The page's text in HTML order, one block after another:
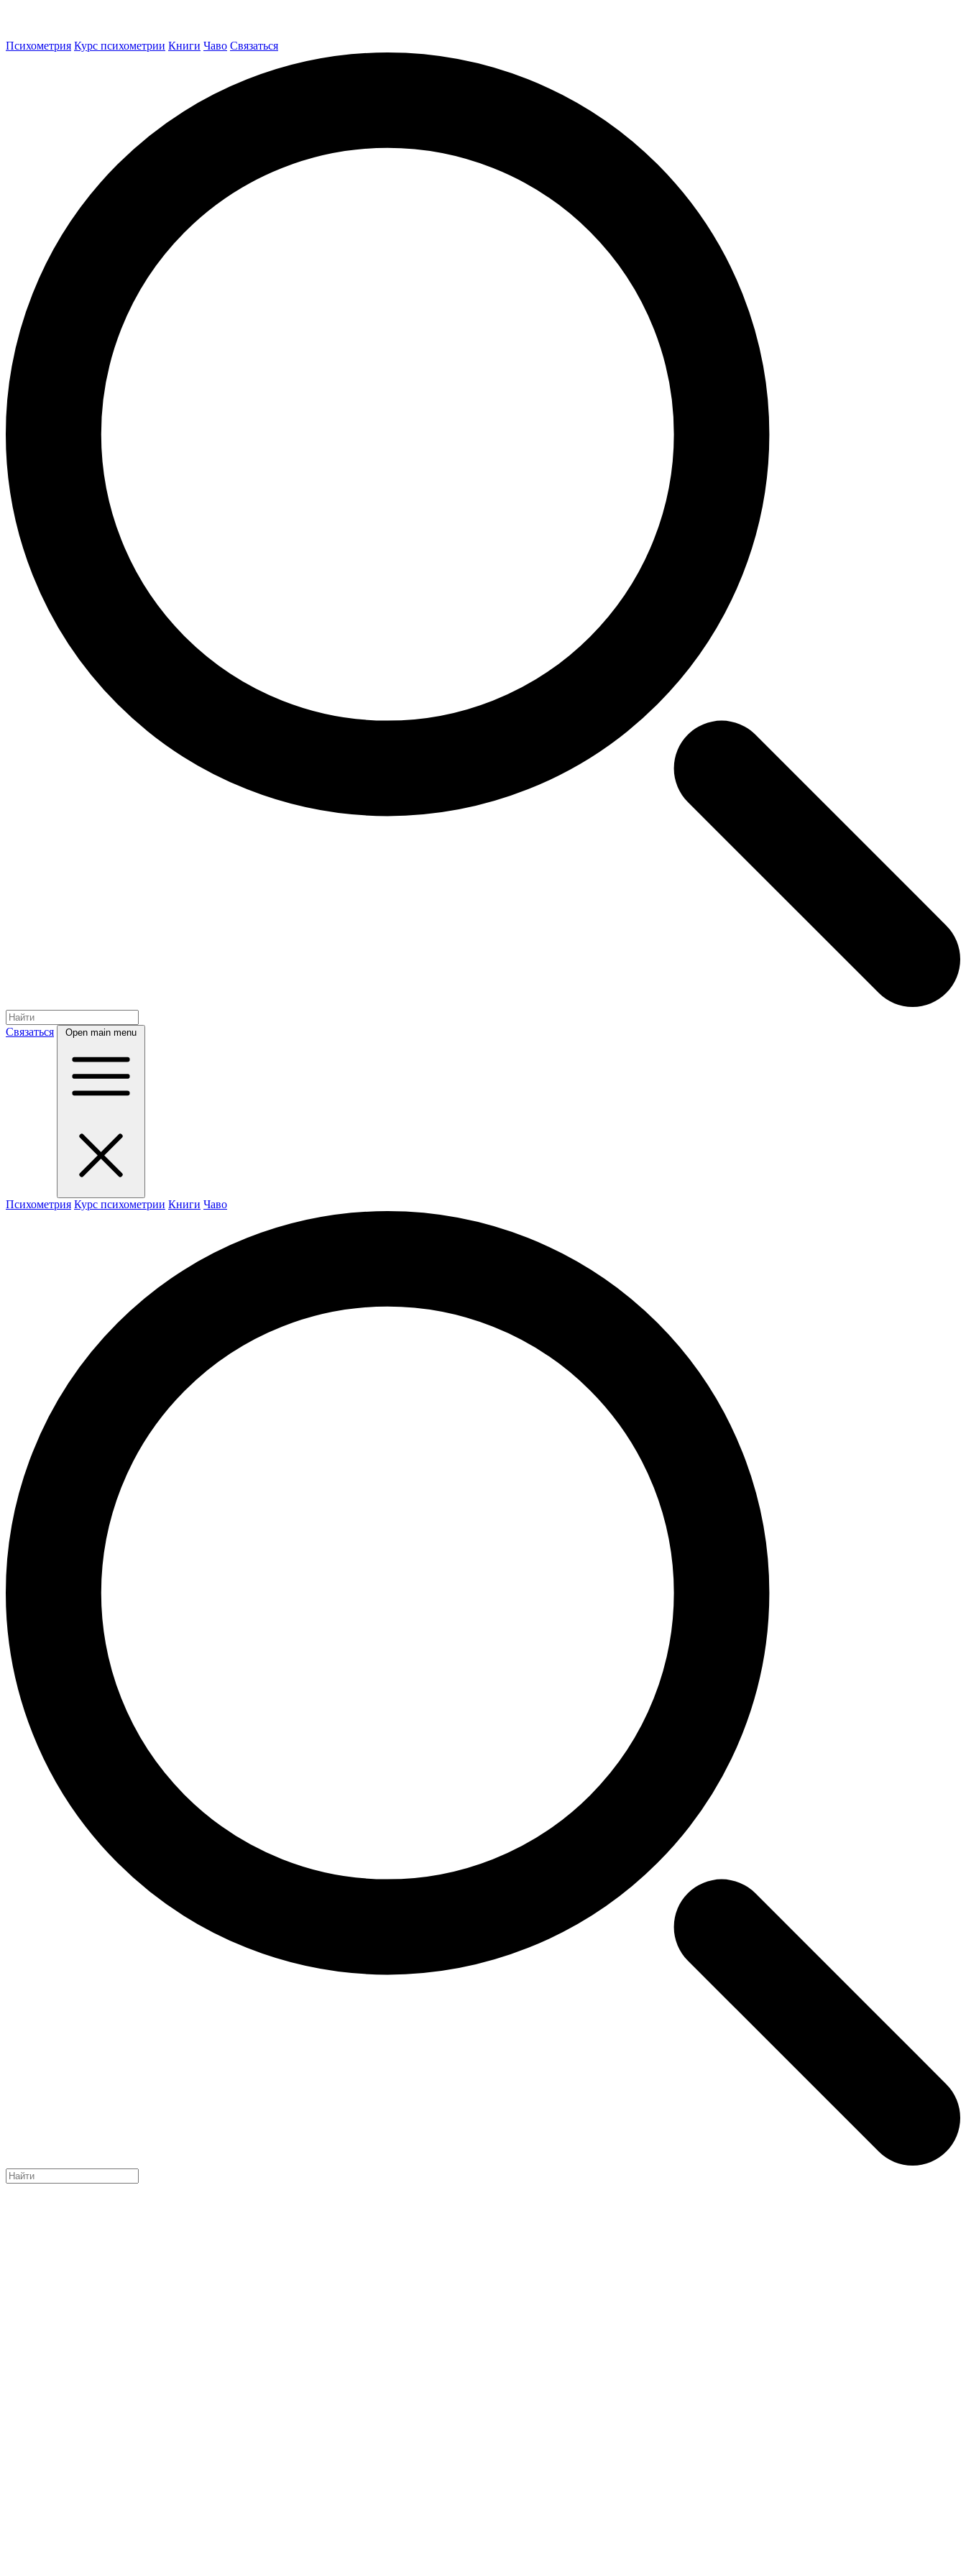
Психометрия Курс психометрии Книги Чаво Связаться
Связаться Open main menu
Психометрия Курс психометрии Книги Чаво